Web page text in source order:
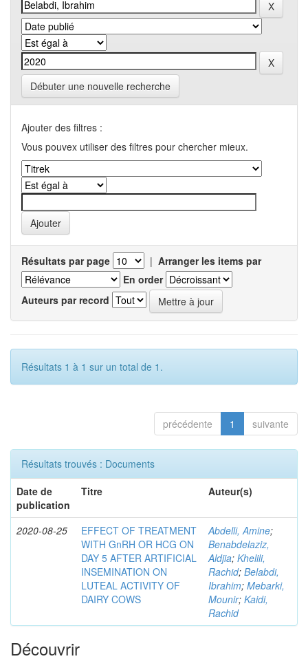
Débuter une nouvelle recherche
Ajouter des filtres :
Vous pouvex utiliser des filtres pour chercher mieux.
Résultats par page | Arranger les items par
En order
Auteurs par record
Résultats 1 à 1 sur un total de 1.
précédente 1 suivante
Résultats trouvés : Documents
Date de
publication
Titre Auteur(s)
2020-08-25
EFFECT OF TREATMENT
WITH GnRH OR HCG ON
DAY 5 AFTER ARTIFICIAL
INSEMINATION ON
LUTEAL ACTIVITY OF
DAIRY COWS
Abdelli, Amine;
Benabdelaziz,
Aldjia; Khelili,
Rachid; Belabdi,
Ibrahim; Mebarki,
Mounir; Kaidi,
Rachid
Découvrir